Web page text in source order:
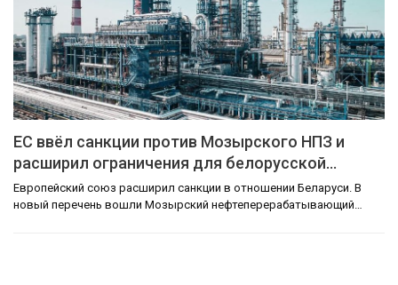
ЕС ввёл санкции против Мозырского НПЗ и
расширил ограничения для белорусской…
Европейский союз расширил санкции в отношении Беларуси. В
новый перечень вошли Мозырский нефтеперерабатывающий…